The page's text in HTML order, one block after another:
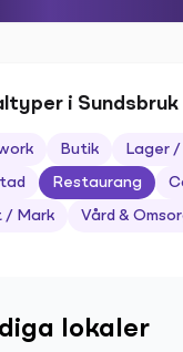
i Sundsbruk
Butik Lager
Restaurang
/ Mark Vård &
lokaler